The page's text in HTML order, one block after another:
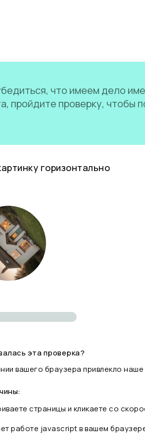
что имеем дело
пройдите проверку, чтобы
горизонтально
эта проверка?
вашего браузера привлекло
страницы и кликаете со
работе javascript в вашем